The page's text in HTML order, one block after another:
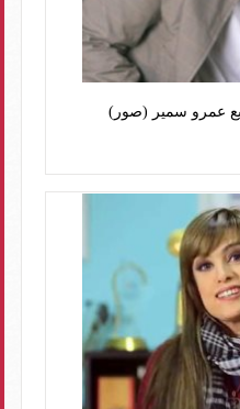
عمرو سمير (صور)